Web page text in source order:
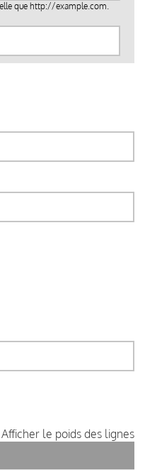
que http://example.com.
Afficher le poids des lignes